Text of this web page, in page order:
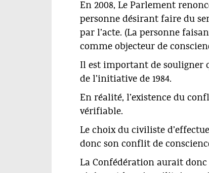
En 2008, Le Parlement
personne désirant faire du
par l’acte. (La personne
comme objecteur de
Il est important de souligner
de l’initiative de 1984.
En réalité, l’existence du
vérifiable.
Le choix du civiliste
donc son conflit de
La Confédération aurait